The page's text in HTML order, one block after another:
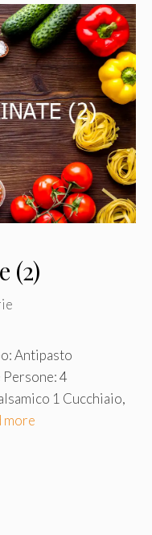
(2)
Antipasto
4
1 Cucchiaio,
more